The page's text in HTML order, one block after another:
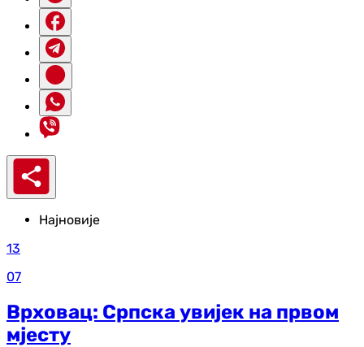
Најновије
13
07
Врховац: Српска увијек на првом
мјесту